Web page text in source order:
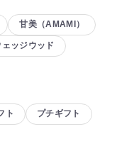
甘美（AMAMI）
ェッジウッド
ト プチギフト